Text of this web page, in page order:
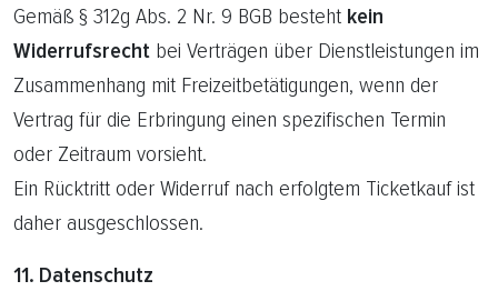
Gemäß § 312g Abs. 2 Nr. 9 BGB besteht kein
Widerrufsrecht bei Verträgen über Dienstleistungen im
Zusammenhang mit Freizeitbetätigungen, wenn der
Vertrag für die Erbringung einen spezifischen Termin
oder Zeitraum vorsieht.
Ein Rücktritt oder Widerruf nach erfolgtem Ticketkauf ist
daher ausgeschlossen.
11. Datenschutz